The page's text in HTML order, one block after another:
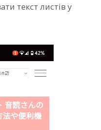
текст листів у